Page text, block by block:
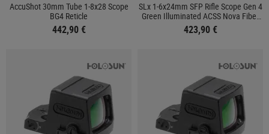
AccuShot 30mm Tube 1-8x28 Scope
BG4 Reticle
442,90 €
SLx 1-6x24mm SFP Rifle Scope Gen 4
Green Illuminated ACSS Nova Fiber
Reticle
423,90 €